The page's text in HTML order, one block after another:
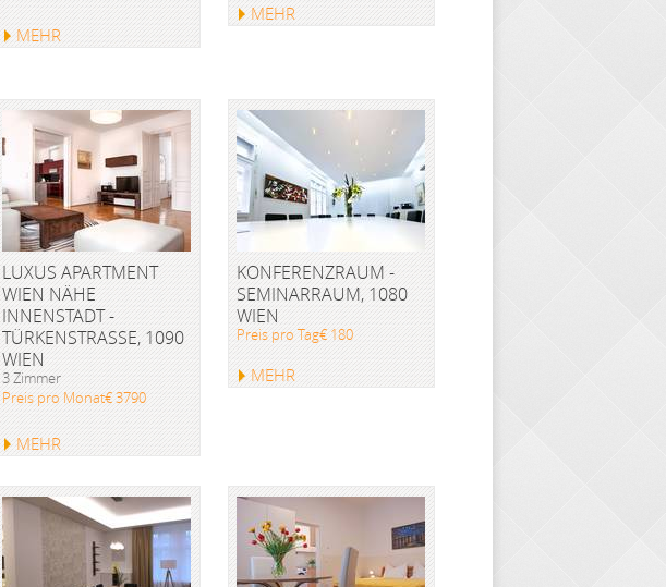
MEHR
MEHR
LUXUS APARTMENT
WIEN NÄHE
INNENSTADT -
TÜRKENSTRASSE, 1090 W
IEN
3 Zimmer
Preis pro Monat€ 3790
MEHR
KONFERENZRAUM -
SEMINARRAUM, 1080
WIEN
Preis pro Tag€ 180
MEHR